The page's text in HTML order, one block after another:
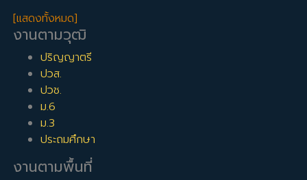
[แสดงทั้งหมด]
งานตามวุฒิ
ปริญญาตรี
ปวส.
ปวช.
ม.6
ม.3
ประถมศึกษา
งานตามพื้นที่